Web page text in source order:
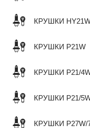
КРУШКИ
КРУШКИ P21W
КРУШКИ P21/
КРУШКИ P21/
КРУШКИ P27W/